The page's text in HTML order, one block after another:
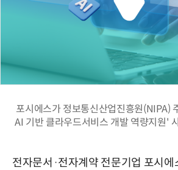
포시에스가 정보통신산업진흥원(NIPA)
AI 기반 클라우드서비스 개발 역량지원'
전자문서·전자계약 전문기업 포시